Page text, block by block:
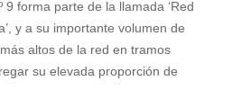
9 forma parte de la llamada ‘Red
y a su importante volumen de
altos de la red en tramos
su elevada proporción de